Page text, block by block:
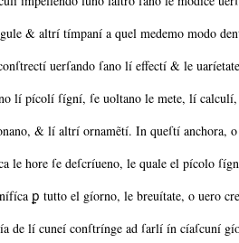
& altrí tímpaní a quel medemo modo
uerſando ſano lí effectí & le
lí pícolí ſígní, ſe uoltano le mete, lí
& lí altrí ornamẽtí. In queſtí anchora,
le hore ſe deſcríueno, le quale el pícolo
ꝑ tutto el gíorno, le breuítate, o uero
de lí cuneí conſtrínge ad ſarlí ín cíaſcuní